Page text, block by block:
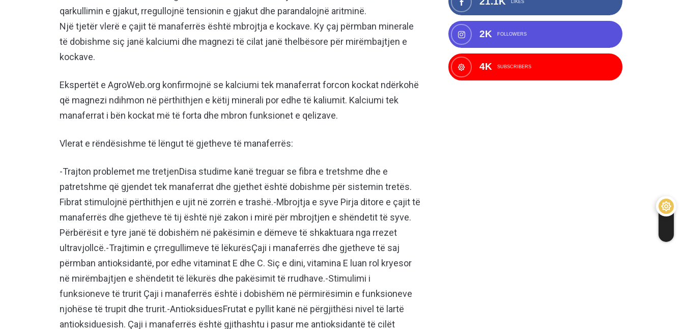
qarkullimin e gjakut, rregullojnë tensionin e gjakut dhe parandalojnë aritminë.
Një tjetër vlerë e çajit të manaferrës është mbrojtja e kockave. Ky çaj përmban minerale
të dobishme siç janë kalciumi dhe magnezi të cilat janë thelbësore për mirëmbajtjen e
kockave.
Ekspertët e AgroWeb.org konfirmojnë se kalciumi tek manaferrat forcon kockat ndërkohë
që magnezi ndihmon në përthithjen e këtij minerali por edhe të kaliumit. Kalciumi tek
manaferrat i bën kockat më të forta dhe mbron funksionet e qelizave.
Vlerat e rëndësishme të lëngut të gjetheve të manaferrës:
-Trajton problemet me tretjenDisa studime kanë treguar se fibra e tretshme dhe e
patretshme që gjendet tek manaferrat dhe gjethet është dobishme për sistemin tretës.
Fibrat stimulojnë përthithjen e ujit në zorrën e trashë.-Mbrojtja e syve Pirja ditore e çajit të
manaferrës dhe gjetheve të tij është një zakon i mirë për mbrojtjen e shëndetit të syve.
Përbërësit e tyre janë të dobishëm në pakësimin e dëmeve të shkaktuara nga rrezet
ultravjollcë.-Trajtimin e çrregullimeve të lëkurësÇaji i manaferrës dhe gjetheve të saj
përmban antioksidantë, por edhe vitaminat E dhe C. Siç e dini, vitamina E luan rol kryesor
në mirëmbajtjen e shëndetit të lëkurës dhe pakësimit të rrudhave.-Stimulimi i
funksioneve të trurit Çaji i manaferrës është i dobishëm në përmirësimin e funksioneve
njohëse të trupit dhe trurit.-AntioksiduesFrutat e pyllit kanë në përgjithësi nivel të lartë
antioksiduesish. Çaji i manaferrës është gjithashtu i pasur me antioksidantë të cilët
LIKES
2K FOLLOWERS
4K SUBSCRIBERS